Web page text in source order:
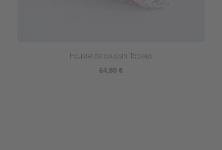
Housse de coussin Topkapi
64,80 €